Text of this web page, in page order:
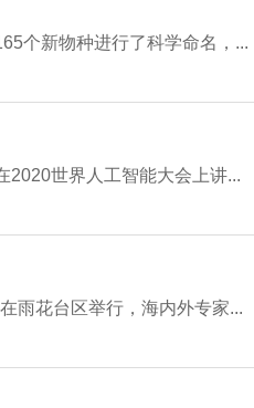
个新物种进行了科学命名，...
2020世界人工智能大会上讲...
雨花台区举行，海内外专家...